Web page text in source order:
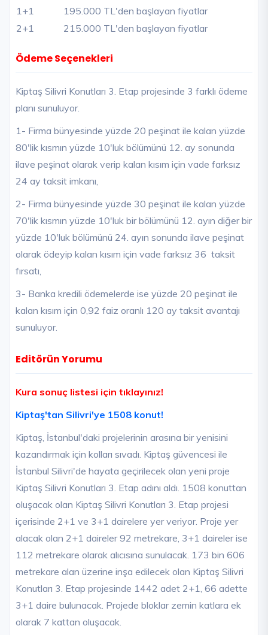
1+1
195.000 TL'den başlayan fiyatlar
2+1
215.000 TL'den başlayan fiyatlar
Ödeme Seçenekleri
Kiptaş Silivri Konutları 3. Etap projesinde 3 farklı ödeme
planı sunuluyor.
1- Firma bünyesinde yüzde 20 peşinat ile kalan yüzde
80'lik kısmın yüzde 10'luk bölümünü 12. ay sonunda
ilave peşinat olarak verip kalan kısım için vade farksız
24 ay taksit imkanı,
2- Firma bünyesinde yüzde 30 peşinat ile kalan yüzde
70'lik kısmın yüzde 10'luk bir bölümünü 12. ayın diğer bir
yüzde 10'luk bölümünü 24. ayın sonunda ilave peşinat
olarak ödeyip kalan kısım için vade farksız 36 taksit
fırsatı,
3- Banka kredili ödemelerde ise yüzde 20 peşinat ile
kalan kısım için 0,92 faiz oranlı 120 ay taksit avantajı
sunuluyor.
Editörün Yorumu
Kura sonuç listesi için tıklayınız!
Kiptaş'tan Silivri'ye 1508 konut!
Kiptaş, İstanbul'daki projelerinin arasına bir yenisini
kazandırmak için kolları sıvadı. Kiptaş güvencesi ile
İstanbul Silivri'de hayata geçirilecek olan yeni proje
Kiptaş Silivri Konutları 3. Etap adını aldı. 1508 konuttan
oluşacak olan Kiptaş Silivri Konutları 3. Etap projesi
içerisinde 2+1 ve 3+1 dairelere yer veriyor. Proje yer
alacak olan 2+1 daireler 92 metrekare, 3+1 daireler ise
112 metrekare olarak alıcısına sunulacak. 173 bin 606
metrekare alan üzerine inşa edilecek olan Kiptaş Silivri
Konutları 3. Etap projesinde 1442 adet 2+1, 66 adette
3+1 daire bulunacak. Projede bloklar zemin katlara ek
olarak 7 kattan oluşacak.